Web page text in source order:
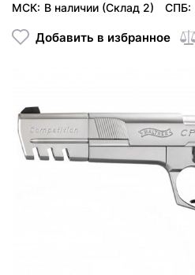
МСК: В наличии (Склад 2) СПБ:
Добавить в избранное